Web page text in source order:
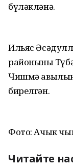
бүләкләнә.
Ильяс
районының
Чишмә
бирелгән.
Фото: Ачык
Читайте